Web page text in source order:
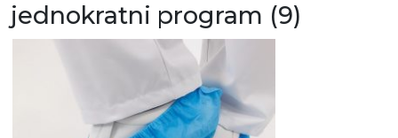
jednokratni program (9)